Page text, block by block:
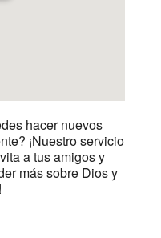
hacer nuevos
¡Nuestro servicio
a tus amigos y
más sobre Dios y